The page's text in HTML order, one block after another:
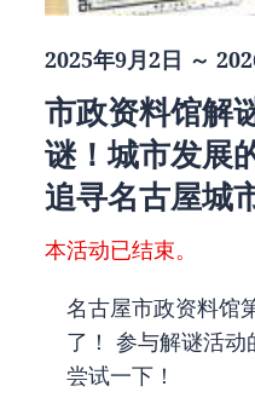
2025年9月2日 ～
市政资料馆解
谜！城市发
追寻名古屋城
本活动已结束。
名古屋市政资料馆
了！ 参与解谜活
尝试一下！